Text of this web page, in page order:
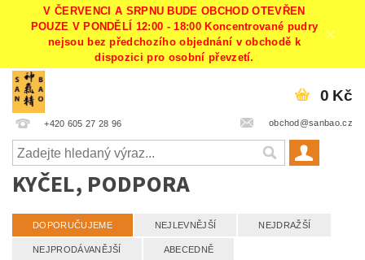
V ČERVENCI A SRPNU BUDE OBCHOD OTEVŘEN
POUZE V PONDĚLÍ 12:00 - 18:00 Koncentrované pudry
nejsou bez předchozího objednání v obchodě k
dispozici pro osobní převzetí.
+420 605 27 28 96 obchod@sanbao.cz
0 Kč
KYČEL, PODPORA
DOPORUČUJEME NEJLEVNĚJŠÍ NEJDRAŽŠÍ
NEJPRODÁVANĚJŠÍ ABECEDNĚ